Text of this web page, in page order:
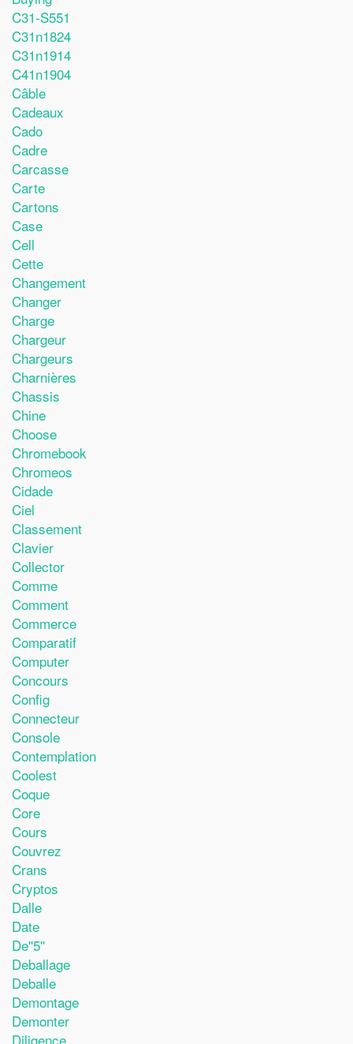
C31-S551
C31n1824
C31n1914
C41n1904
Câble
Cadeaux
Cado
Cadre
Carcasse
Carte
Cartons
Case
Cell
Cette
Changement
Changer
Charge
Chargeur
Chargeurs
Charnières
Chassis
Chine
Choose
Chromebook
Chromeos
Cidade
Ciel
Classement
Clavier
Collector
Comme
Comment
Commerce
Comparatif
Computer
Concours
Config
Connecteur
Console
Contemplation
Coolest
Coque
Core
Cours
Couvrez
Crans
Cryptos
Dalle
Date
De''5''
Deballage
Deballe
Demontage
Demonter
Diligence